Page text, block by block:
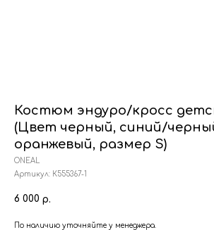
Костюм эндуро/кросс
(Цвет черный, синий/
оранжевый, размер S)
ONEAL
Артикул: К555367-1
6 000 р.
По наличию уточняйте у менеджера.